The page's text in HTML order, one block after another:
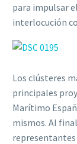
para impulsar
interlocución
Los clústeres
principales
Marítimo
mismos. Al